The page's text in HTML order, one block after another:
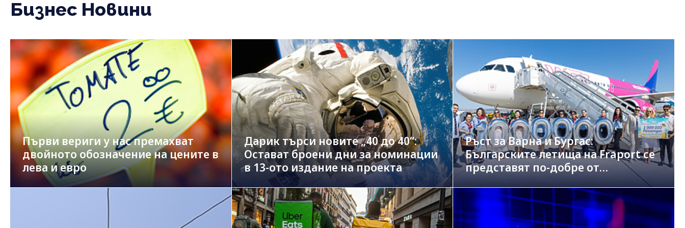
Бизнес Новини
Първи вериги у нас премахват
двойното обозначение на цените в
лева и евро
Дарик търси новите „40 до 40“:
Остават броени дни за номинации
в 13-ото издание на проекта
Ръст за Варна и Бургас:
Българските летища на Fraport се
представят по-добре от
германските